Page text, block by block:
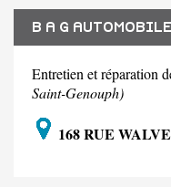
B A G AUTOMOBILE
Entretien et réparation
Saint-Genouph)
168 RUE